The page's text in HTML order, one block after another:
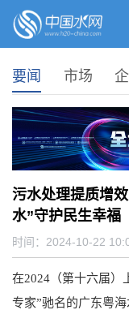
要闻 市场
污水处理提质增
水”守护民生幸福
时间：2024-10-22
在2024（第十六届）
专家”驰名的广东粤